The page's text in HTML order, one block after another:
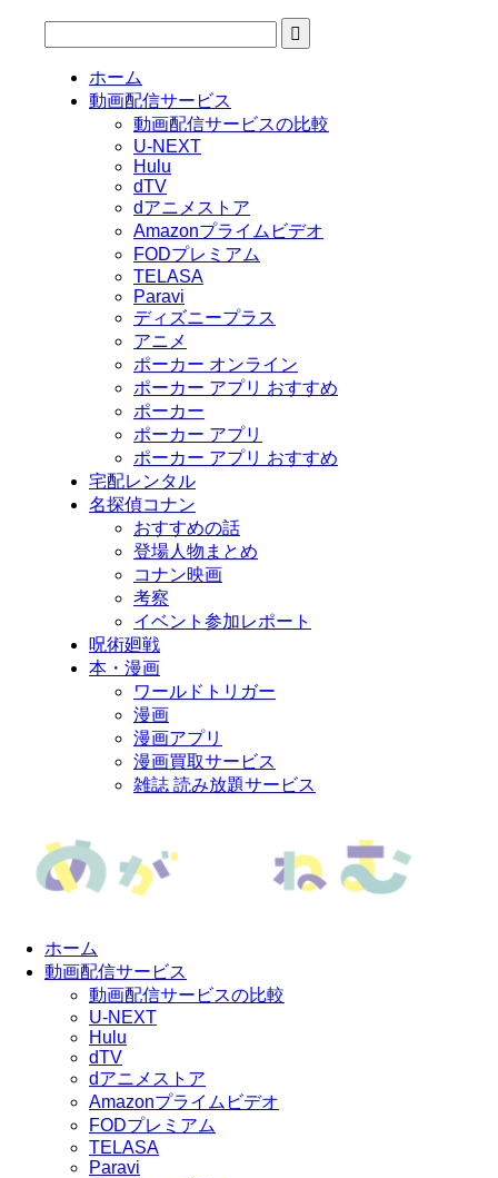
ホーム
動画配信サービス
動画配信サービスの比較
U-NEXT
Hulu
dTV
dアニメストア
Amazonプライムビデオ
FODプレミアム
TELASA
Paravi
ディズニープラス
アニメ
ポーカー オンライン
ポーカー アプリ おすすめ
ポーカー
ポーカー アプリ
ポーカー アプリ おすすめ
宅配レンタル
名探偵コナン
おすすめの話
登場人物まとめ
コナン映画
考察
イベント参加レポート
呪術廻戦
本・漫画
ワールドトリガー
漫画
漫画アプリ
漫画買取サービス
雑誌 読み放題サービス
ホーム
動画配信サービス
動画配信サービスの比較
U-NEXT
Hulu
dTV
dアニメストア
Amazonプライムビデオ
FODプレミアム
TELASA
Paravi